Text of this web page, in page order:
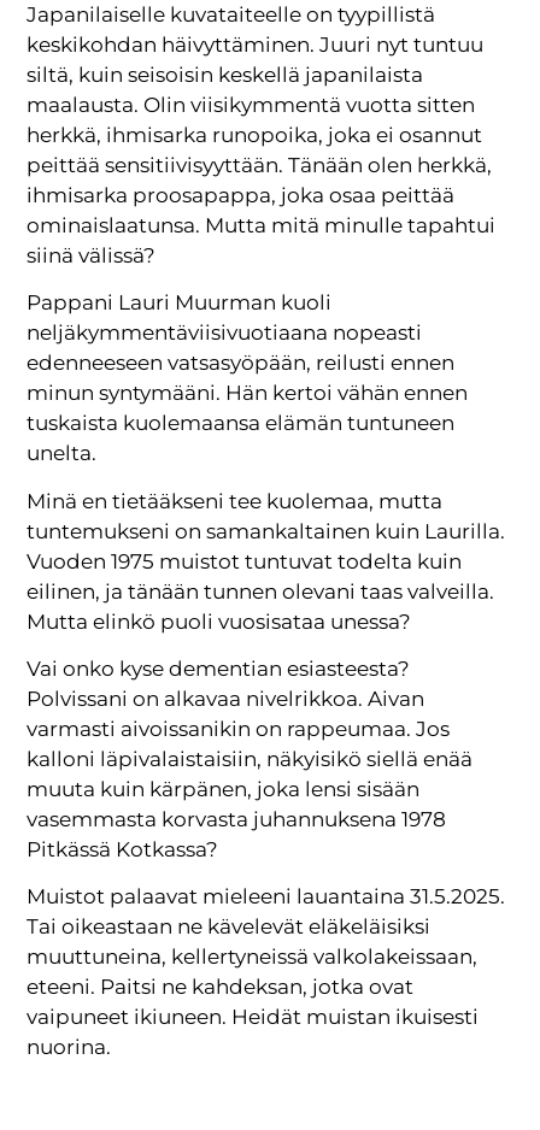
Japanilaiselle kuvataiteelle on tyypillistä
keskikohdan häivyttäminen. Juuri nyt tuntuu
siltä, kuin seisoisin keskellä japanilaista
maalausta. Olin viisikymmentä vuotta sitten
herkkä, ihmisarka runopoika, joka ei osannut
peittää sensitiivisyyttään. Tänään olen herkkä,
ihmisarka proosapappa, joka osaa peittää
ominaislaatunsa. Mutta mitä minulle tapahtui
siinä välissä?
Pappani Lauri Muurman kuoli
neljäkymmentäviisivuotiaana nopeasti
edenneeseen vatsasyöpään, reilusti ennen
minun syntymääni. Hän kertoi vähän ennen
tuskaista kuolemaansa elämän tuntuneen
unelta.
Minä en tietääkseni tee kuolemaa, mutta
tuntemukseni on samankaltainen kuin Laurilla.
Vuoden 1975 muistot tuntuvat todelta kuin
eilinen, ja tänään tunnen olevani taas valveilla.
Mutta elinkö puoli vuosisataa unessa?
Vai onko kyse dementian esiasteesta?
Polvissani on alkavaa nivelrikkoa. Aivan
varmasti aivoissanikin on rappeumaa. Jos
kalloni läpivalaistaisiin, näkyisikö siellä enää
muuta kuin kärpänen, joka lensi sisään
vasemmasta korvasta juhannuksena 1978
Pitkässä Kotkassa?
Muistot palaavat mieleeni lauantaina 31.5.2025.
Tai oikeastaan ne kävelevät eläkeläisiksi
muuttuneina, kellertyneissä valkolakeissaan,
eteeni. Paitsi ne kahdeksan, jotka ovat
vaipuneet ikiuneen. Heidät muistan ikuisesti
nuorina.